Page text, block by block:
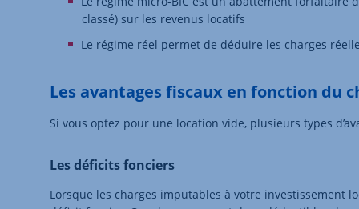
classé) sur les revenus locatifs
Le régime réel permet de déduire les charges
Les avantages fiscaux en fonction du
Si vous optez pour une location vide, plusieurs types
Les déficits fonciers
Lorsque les charges imputables à votre investissement